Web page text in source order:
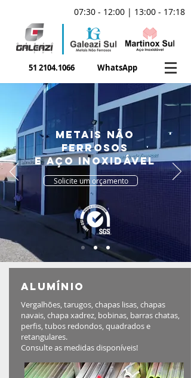
07:30 - 12:00 | 13:00 - 17:18
51 2104.1066 WhatsApp
Alumínio
Vergalhões, tarugos, chapas lisas, chapas
navais, chapa xadrez, bobinas, barras chatas,
perfis, tubos redondos, quadrados e
retangulares.
Consulte as medidas disponíveis!
metais não
ferrosos
e aço inoxidável
Solicite um orçamento